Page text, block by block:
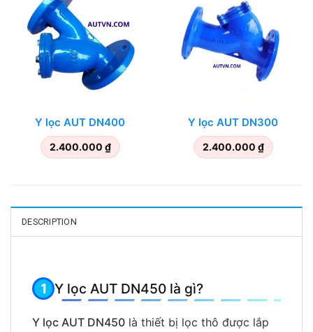
Y lọc AUT DN400
2.400.000 ₫
Y lọc AUT DN300
2.400.000 ₫
DESCRIPTION
Y lọc AUT DN450 là gì?
Y lọc AUT DN450 là thiết bị lọc thô được lắp